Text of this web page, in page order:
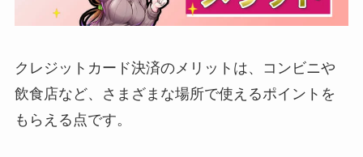
クレジットカード決済のメリットは、コンビニや
飲食店など、さまざまな場所で使えるポイントを
もらえる点です。